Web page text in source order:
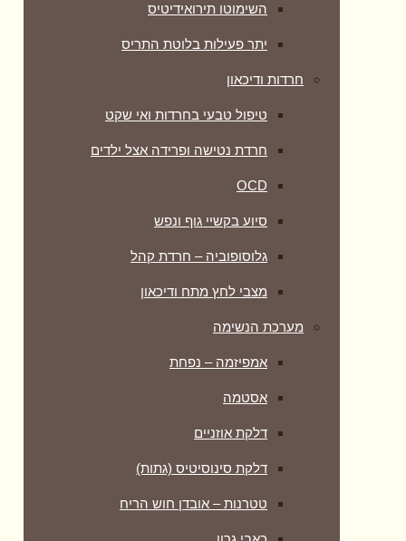
השימוטו תירואידיטיס
יתר פעילות בלוטת התריס
חרדות ודיכאון
טיפול טבעי בחרדות ואי שקט
חרדת נטישה ופרידה אצל ילדים
OCD
סיוע בקשיי גוף ונפש
גלוסופוביה – חרדת קהל
מצבי לחץ מתח ודיכאון
מערכת הנשימה
אמפיזמה – נפחת
אסטמה
דלקת אוזניים
דלקת סינוסיטיס (גתות)
טטרנות – אובדן חוש הריח